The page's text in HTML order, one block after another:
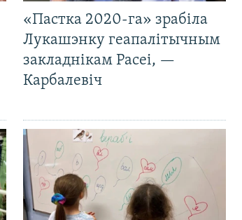
«Пастка 2020-га» зрабіла
Лукашэнку геапалітычным
закладнікам Расеі, —
Карбалевіч